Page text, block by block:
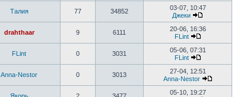
Талия 77 34852
03-07, 10:47
Джеки
drahthaar 9 6111
20-06, 16:36
FLint
FLint 0 3031
05-06, 07:31
FLint
Anna-Nestor 0 3013
27-04, 12:51
Anna-Nestor
05-10, 19:27